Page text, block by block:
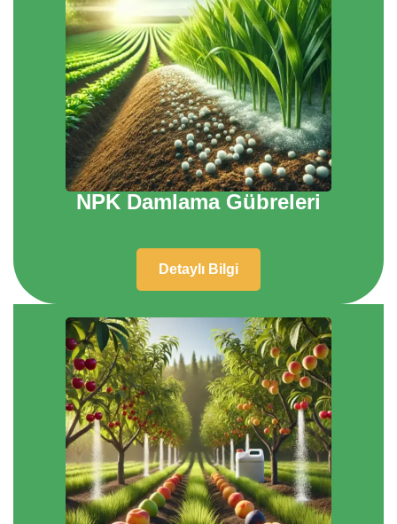
NPK Damlama Gübreleri
Detaylı Bilgi